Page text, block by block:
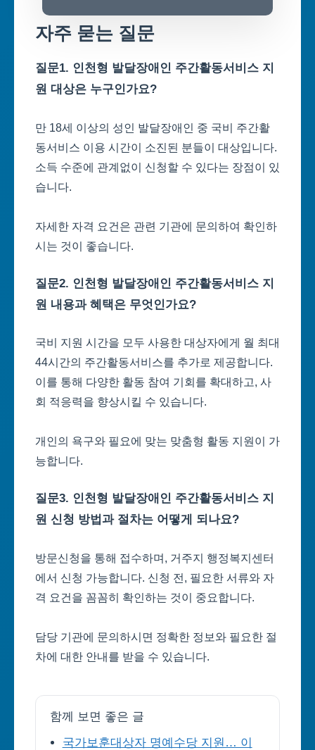
자주 묻는 질문
질문1. 인천형 발달장애인 주간활동서비스 지
원 대상은 누구인가요?
만 18세 이상의 성인 발달장애인 중 국비 주간활
동서비스 이용 시간이 소진된 분들이 대상입니다.
소득 수준에 관계없이 신청할 수 있다는 장점이 있
습니다.
자세한 자격 요건은 관련 기관에 문의하여 확인하
시는 것이 좋습니다.
질문2. 인천형 발달장애인 주간활동서비스 지
원 내용과 혜택은 무엇인가요?
국비 지원 시간을 모두 사용한 대상자에게 월 최대
44시간의 주간활동서비스를 추가로 제공합니다.
이를 통해 다양한 활동 참여 기회를 확대하고, 사
회 적응력을 향상시킬 수 있습니다.
개인의 욕구와 필요에 맞는 맞춤형 활동 지원이 가
능합니다.
질문3. 인천형 발달장애인 주간활동서비스 지
원 신청 방법과 절차는 어떻게 되나요?
방문신청을 통해 접수하며, 거주지 행정복지센터
에서 신청 가능합니다. 신청 전, 필요한 서류와 자
격 요건을 꼼꼼히 확인하는 것이 중요합니다.
담당 기관에 문의하시면 정확한 정보와 필요한 절
차에 대한 안내를 받을 수 있습니다.
함께 보면 좋은 글
국가보훈대상자 명예수당 지원… 이